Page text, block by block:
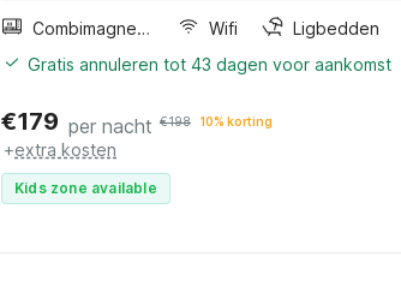
Combimagnetron
Wifi Ligbedden
Gratis annuleren tot 43 dagen voor aankomst
€179 per nacht €198 10% korting
+extra kosten
Kids zone available